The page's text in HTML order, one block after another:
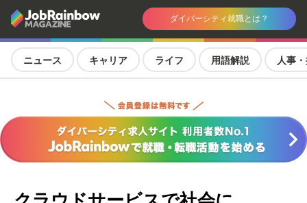
ダイバーシティ就職とは？
ニュース キャリア ライフ 用語解説 人事